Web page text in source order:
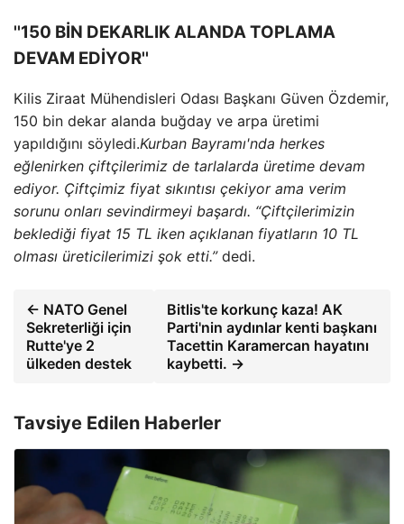
''150 BİN DEKARLIK ALANDA TOPLAMA
DEVAM EDİYOR''
Kilis Ziraat Mühendisleri Odası Başkanı Güven Özdemir,
150 bin dekar alanda buğday ve arpa üretimi
yapıldığını söyledi.Kurban Bayramı'nda herkes
eğlenirken çiftçilerimiz de tarlalarda üretime devam
ediyor. Çiftçimiz fiyat sıkıntısı çekiyor ama verim
sorunu onları sevindirmeyi başardı. “Çiftçilerimizin
beklediği fiyat 15 TL iken açıklanan fiyatların 10 TL
olması üreticilerimizi şok etti.”dedi.
← NATO Genel
Sekreterliği için
Rutte'ye 2
ülkeden destek
Bitlis'te korkunç kaza! AK
Parti'nin aydınlar kenti başkanı
Tacettin Karamercan hayatını
kaybetti. →
Tavsiye Edilen Haberler